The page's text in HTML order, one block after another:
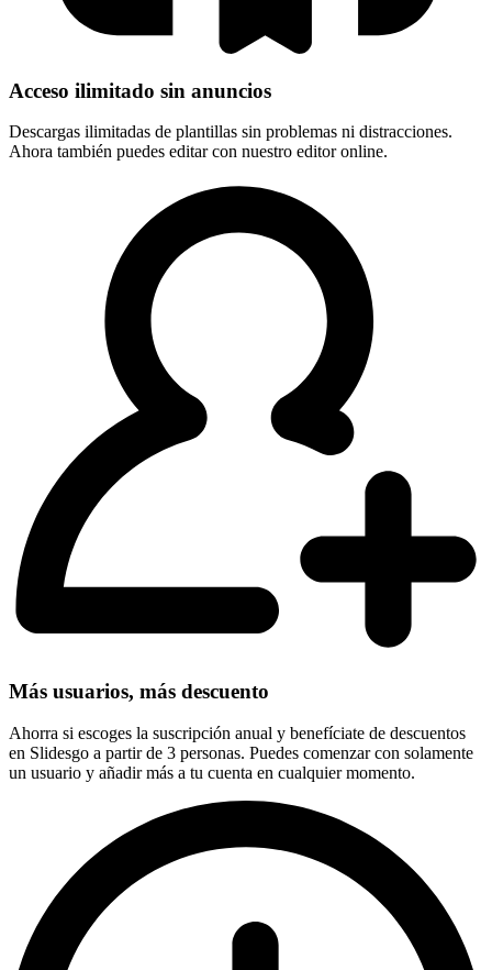
Acceso ilimitado sin anuncios
Descargas ilimitadas de plantillas sin problemas ni distracciones.
Ahora también puedes editar con nuestro editor online.
Más usuarios, más descuento
Ahorra si escoges la suscripción anual y benefíciate de descuentos
en Slidesgo a partir de 3 personas. Puedes comenzar con solamente
un usuario y añadir más a tu cuenta en cualquier momento.